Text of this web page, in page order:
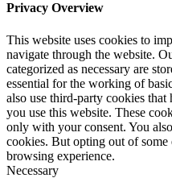
Privacy Overview
This website uses cookies to
navigate through the website.
categorized as necessary are
essential for the working of
also use third-party cookies
you use this website. These
only with your consent. You
cookies. But opting out of
browsing experience.
Necessary